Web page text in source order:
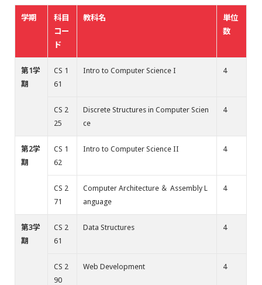
学期
科目
コー
ド
教科名
単位
数
第1学
期
CS 1
61
Intro to Computer Science I 4
CS 2
25
Discrete Structures in Computer Scien
ce
4
第2学
期
CS 1
62
Intro to Computer Science II 4
CS 2
71
Computer Architecture ＆ Assembly L
anguage
4
第3学
期
CS 2
61
Data Structures 4
CS 2
90
Web Development 4